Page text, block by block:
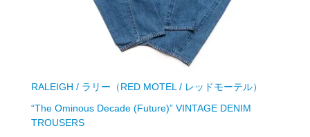
RALEIGH / ラリー（RED MOTEL / レッドモーテル）
“The Ominous Decade (Future)” VINTAGE DENIM
TROUSERS